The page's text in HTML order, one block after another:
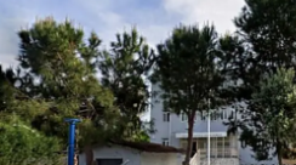
Kırıkkale
Batman
Şırnak